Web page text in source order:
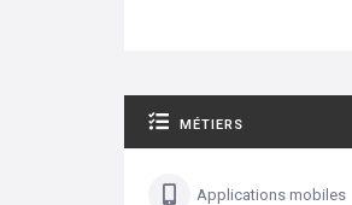
MÉTIERS
Applications mobiles